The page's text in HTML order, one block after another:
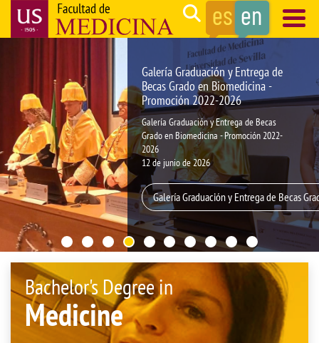
Search
principal
Galería Graduación y Entrega de
Becas Grado en Biomedicina -
Promoción 2022-2026
Galería Graduación y Entrega de Becas
Grado en Biomedicina - Promoción 2022-
2026
12 de junio de 2026
Galería Graduación y Entrega de Becas
Bachelor's Degree in
Medicine